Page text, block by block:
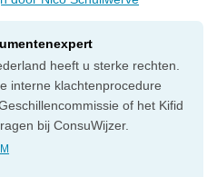
heeft u sterke rechten.
interne klachtenprocedure
of het Kifid
bij ConsuWijzer.